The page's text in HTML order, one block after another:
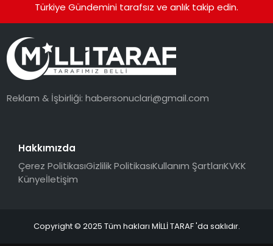
Türkiye Gündemini tarafsız ve anlık takip edin.
Reklam & İşbirliği:habersonuclari@gmail.com
Hakkımızda
Çerez PolitikasıGizlilik PolitikasıKullanım ŞartlarıKVKK
Künyeİletişim
Copyright © 2025 Tüm hakları MİLLİ TARAF 'da saklıdır.